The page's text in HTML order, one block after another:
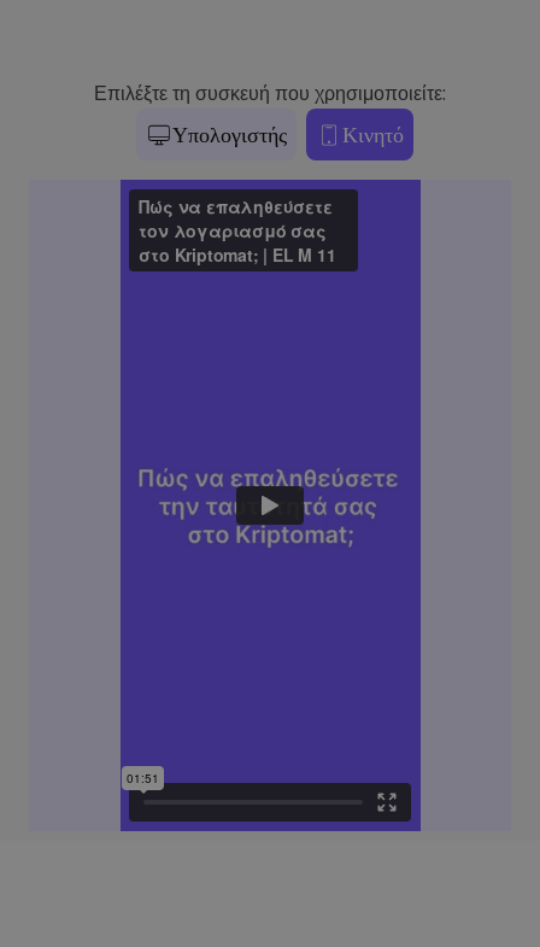
Επιλέξτε τη συσκευή που χρησιμοποιείτε:
Υπολογιστής Κινητό